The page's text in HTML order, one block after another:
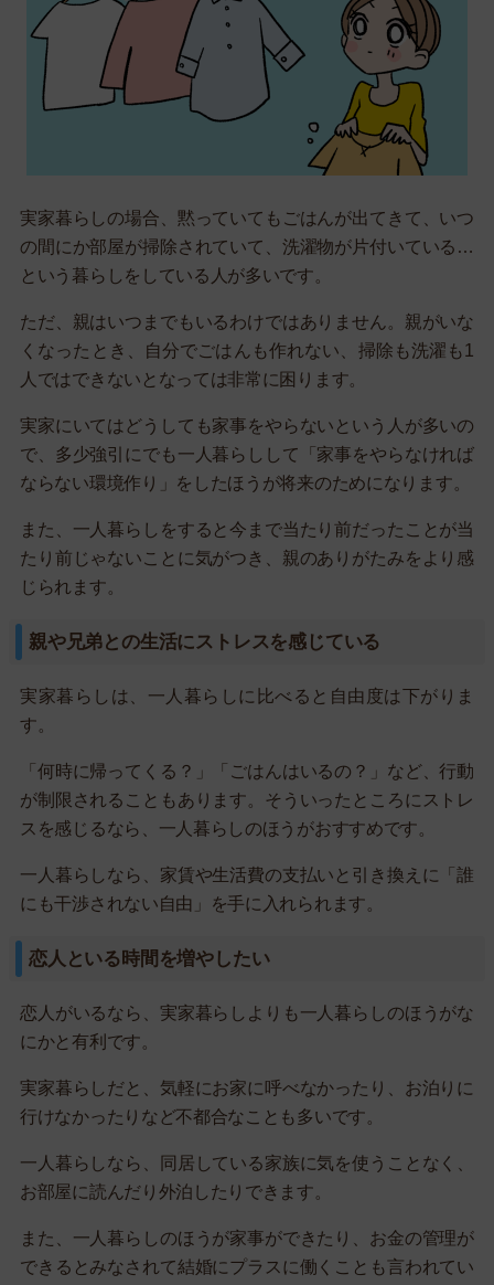
実家暮らしの場合、黙っていてもごはんが出てきて、いつ
の間にか部屋が掃除されていて、洗濯物が片付いている…
という暮らしをしている人が多いです。
ただ、親はいつまでもいるわけではありません。親がいな
くなったとき、自分でごはんも作れない、掃除も洗濯も1
人ではできないとなっては非常に困ります。
実家にいてはどうしても家事をやらないという人が多いの
で、多少強引にでも一人暮らしして「家事をやらなければ
ならない環境作り」をしたほうが将来のためになります。
また、一人暮らしをすると今まで当たり前だったことが当
たり前じゃないことに気がつき、親のありがたみをより感
じられます。
親や兄弟との生活にストレスを感じている
実家暮らしは、一人暮らしに比べると自由度は下がりま
す。
「何時に帰ってくる？」「ごはんはいるの？」など、行動
が制限されることもあります。そういったところにストレ
スを感じるなら、一人暮らしのほうがおすすめです。
一人暮らしなら、家賃や生活費の支払いと引き換えに「誰
にも干渉されない自由」を手に入れられます。
恋人といる時間を増やしたい
恋人がいるなら、実家暮らしよりも一人暮らしのほうがな
にかと有利です。
実家暮らしだと、気軽にお家に呼べなかったり、お泊りに
行けなかったりなど不都合なことも多いです。
一人暮らしなら、同居している家族に気を使うことなく、
お部屋に読んだり外泊したりできます。
また、一人暮らしのほうが家事ができたり、お金の管理が
できるとみなされて結婚にプラスに働くことも言われてい